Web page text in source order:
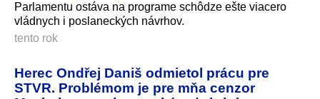
Parlamentu ostáva na programe schôdze ešte viacero
vládnych i poslaneckých návrhov.
tento rok
Herec Ondřej Daniš odmietol prácu pre
STVR. Problémom je pre mňa cenzor